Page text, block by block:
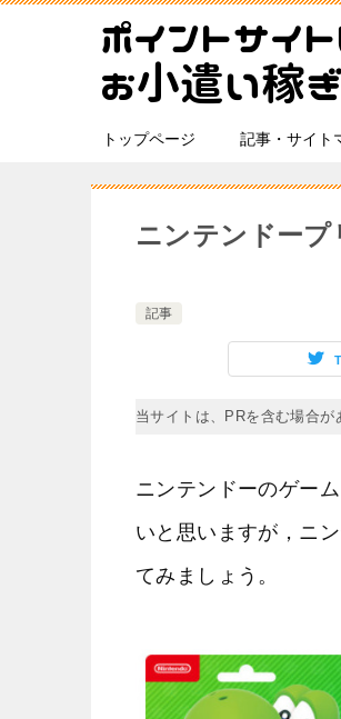
トップページ 記事・サイト
ニンテンドープ
記事
当サイトは、PRを含む場合が
ニンテンドーのゲー
いと思いますが，ニ
てみましょう。